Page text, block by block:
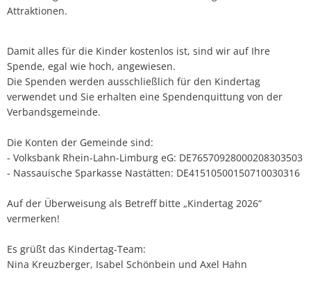
Attraktionen.
Damit alles für die Kinder kostenlos ist, sind wir auf Ihre
Spende, egal wie hoch, angewiesen.
Die Spenden werden ausschließlich für den Kindertag
verwendet und Sie erhalten eine Spendenquittung von der
Verbandsgemeinde.
Die Konten der Gemeinde sind:
- Volksbank Rhein-Lahn-Limburg eG: DE76570928000208303503
- Nassauische Sparkasse Nastätten: DE41510500150710030316
Auf der Überweisung als Betreff bitte „Kindertag 2026“
vermerken!
Es grüßt das Kindertag-Team:
Nina Kreuzberger, Isabel Schönbein und Axel Hahn